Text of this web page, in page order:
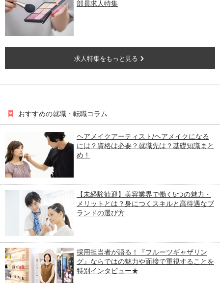
部員求人特集
求人特集をもっと見る
おすすめの就職・転職コラム
ヘアメイクアーティスト/ヘアメイクになる
には？資格は必要？就職先は？基礎知識まと
め！
【未経験歓迎】美容業界で働く5つの魅力・
メリットとは？身につくスキルと高待遇なブ
ランドの選び方
採用担当者が語る！『フルーツギャザリン
グ』ならではの魅力や面接で重視することを
特別インタビュー★